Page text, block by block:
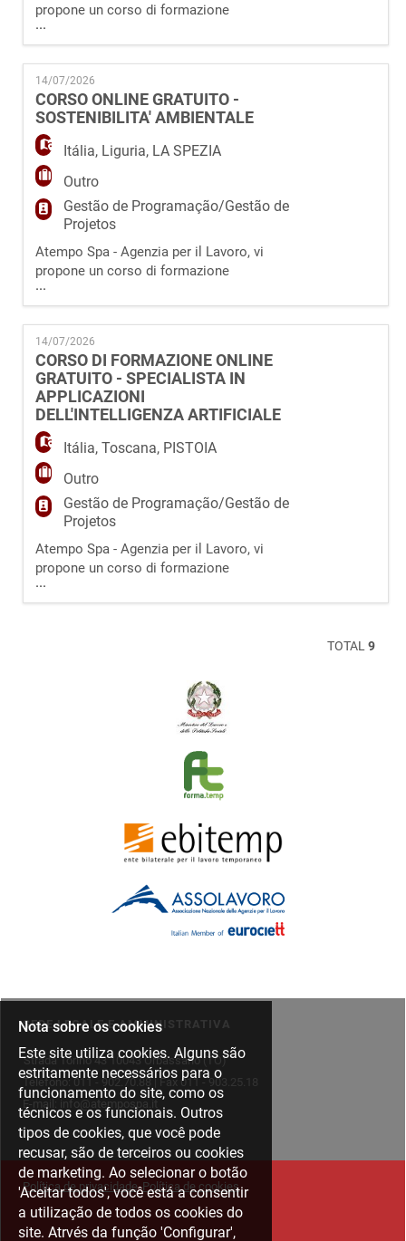
propone un corso di formazione
professionale totalmente GRATUITO e svolto
interamente ONLINE, sul tema del GREEN
PROJECT MANAGEMENT per formare
"Specialisti in gestione e controllo di progetti
di sostenibilità nelle imprese". Il corso è
interamente finanziato dal fondo Forma.Temp.
Figura professionale in
...
14/07/2026
CORSO ONLINE GRATUITO -
SOSTENIBILITA' AMBIENTALE
Itália, Liguria, LA SPEZIA
Outro
Gestão de Programação/Gestão de
Projetos
Atempo Spa - Agenzia per il Lavoro, vi
propone un corso di formazione
professionale totalmente GRATUITO e svolto
interamente ONLINE, sul tema del GREEN
PROJECT MANAGEMENT per formare
"Specialisti in gestione e controllo di progetti
di sostenibilità nelle imprese". Il corso è
interamente finanziato dal fondo Forma.Temp.
Figura professionale in
...
14/07/2026
CORSO DI FORMAZIONE ONLINE
GRATUITO - SPECIALISTA IN
APPLICAZIONI
DELL'INTELLIGENZA ARTIFICIALE
Itália,Toscana, PISTOIA
Outro
Gestão de Programação/Gestão de
Projetos
Atempo Spa - Agenzia per il Lavoro, vi
propone un corso di formazione
professionale totalmente GRATUITO e svolto
interamente ONLINE, sul tema
corso è interamente finanziato dal fondo
Forma.Temp. Figura profe
...
TOTAL 9
SEDE LEGALE E AMMINISTRATIVA
Strada Torino 43 10043 Orbassano (TO)
Telefono: 011 - 902.70.88 | Fax 011 - 903.25.18
E-mail: info@atempospa.it
Política de privacidade Política de cookies
Nota sobre os cookies
Este site utiliza cookies. Alguns são
estritamente necessários para o
funcionamento do site, como os
técnicos e os funcionais. Outros
tipos de cookies, que você pode
recusar, são de terceiros ou cookies
de marketing. Ao selecionar o botão
'Aceitar todos', você está a consentir
a utilização de todos os cookies do
site. Atrvés da função 'Configurar',